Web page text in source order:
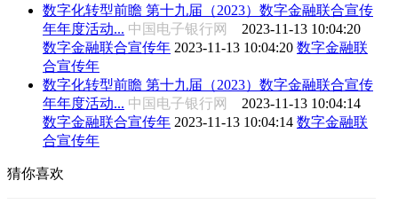
数字化转型前瞻 第十九届（2023）数字金融联合宣传
年年度活动... 中国电子银行网 2023-11-13 10:04:20
数字金融联合宣传年 2023-11-13 10:04:20 数字金融联
合宣传年
数字化转型前瞻 第十九届（2023）数字金融联合宣传
年年度活动... 中国电子银行网 2023-11-13 10:04:14
数字金融联合宣传年 2023-11-13 10:04:14 数字金融联
合宣传年
猜你喜欢